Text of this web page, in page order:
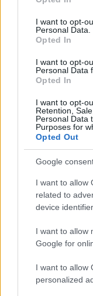
use your data for
consent section.
I want to opt-
Personal Data.
Opted In
I want to opt-
Personal Data
Opted In
I want to opt-
Retention,
Personal Data
Purposes for
Opted Out
Google
I want to allow
related to
device
I want to allow
Google for
I want to allow
personalized
babája, és
látogatói teljesen
a tulajdonos
Hallgassa meg
látják látogatói
A termék
kell vennie a
csak pozitív
tűnik, mintha
összehasonlítani
a jót a rosszal.
Ügyeljen az
internetes
miatt minden
a jövőbeni
internetes